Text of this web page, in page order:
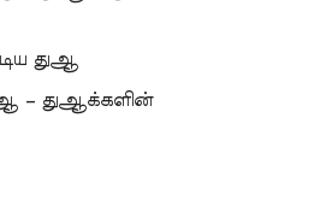
துஆ
– துஆக்களின்